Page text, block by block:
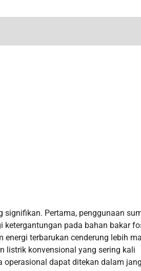
signifikan. Pertama, penggunaan
ketergantungan pada bahan bakar
terbarukan cenderung lebih
listrik konvensional yang sering kali
operasional dapat ditekan dalam